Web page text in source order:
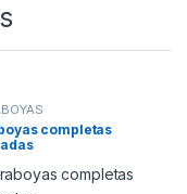
completas